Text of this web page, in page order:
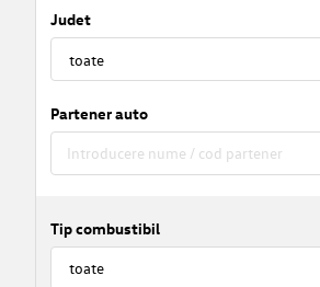
Judet
Partener auto
Tip combustibil